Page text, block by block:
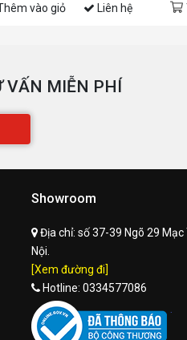
vào giỏ Liên hệ
VẤN MIỄN PHÍ
Showroom
Địa chỉ: số 37-39 Ngõ 29 Mạc
Nội.
[Xem đường đi]
Hotline: 0334577086